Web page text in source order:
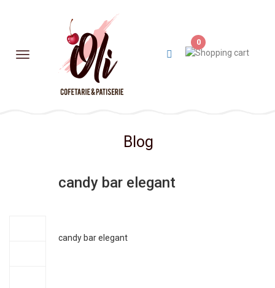
0
Blog
candy bar elegant
candy bar elegant